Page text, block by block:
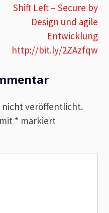
Shift Left – Secure by
Design und agile
Entwicklung
http://bit.ly/2ZAzfqw
nicht veröffentlicht.
* markiert